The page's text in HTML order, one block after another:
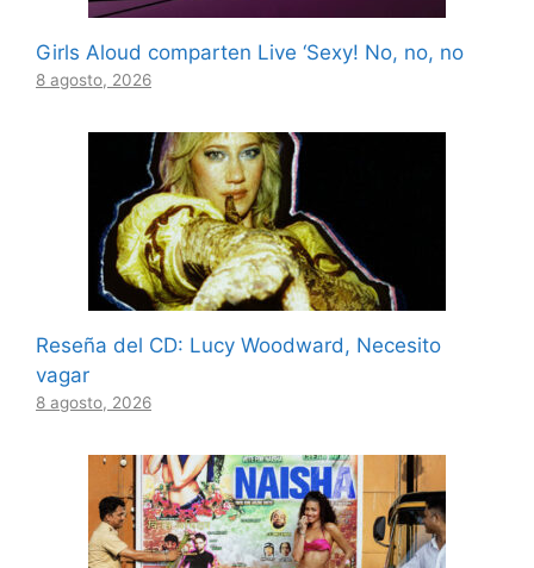
Girls Aloud comparten Live ‘Sexy! No, no, no
8 agosto, 2026
Reseña del CD: Lucy Woodward, Necesito
vagar
8 agosto, 2026